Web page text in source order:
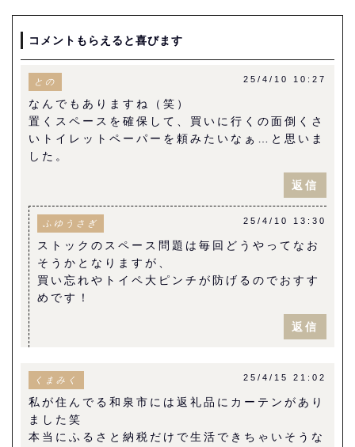
コメントもらえると喜びます
との 25/4/10 10:27
なんでもありますね（笑）
置くスペースを確保して、買いに行くの面倒くさ
いトイレットペーパーを頼みたいなぁ…と思いま
した。
返信
ふゆうさぎ 25/4/10 13:30
ストックのスペース問題は毎回どうやってなお
そうかとなりますが、
買い忘れやトイペ大ピンチが防げるのでおすす
めです！
返信
くまみく 25/4/15 21:02
私が住んでる和泉市には返礼品にカーテンがあり
ました笑
本当にふるさと納税だけで生活できちゃいそうな